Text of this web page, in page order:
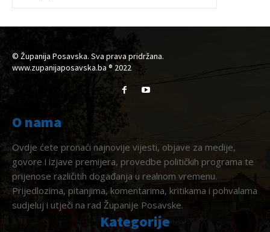
© Županija Posavska. Sva prava pridržana.
www.zupanijaposavska.ba ® 2022
O nama
Ovdje ćete pronaći najnovije vijesti, objave za medije,
govore i izjave premijera, provedbe političkih programa te
prijenose različitih događanja u realnom vremenu.
Prijedlozima, pitanjima, komentarima, kritikama i pohvalama
sudjeluj i utječi na rad Županije Posavske.
Kategorije